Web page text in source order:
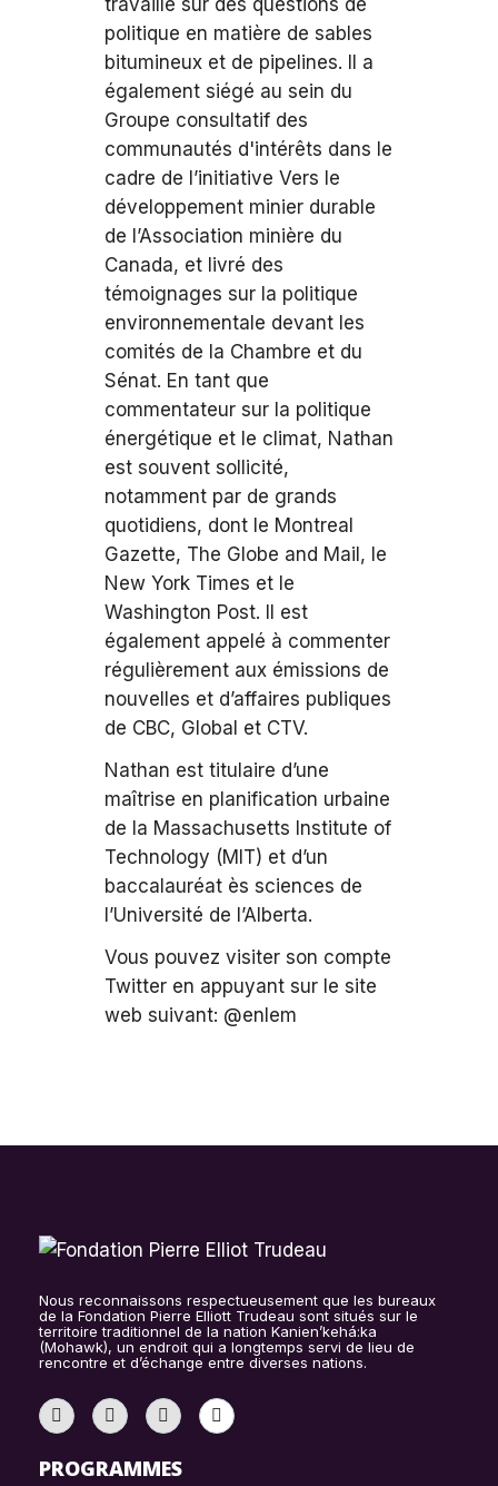
travaillé sur des questions de
politique en matière de sables
bitumineux et de pipelines. Il a
également siégé au sein du
Groupe consultatif des
communautés d'intérêts dans le
cadre de l’initiative Vers le
développement minier durable
de l’Association minière du
Canada, et livré des
témoignages sur la politique
environnementale devant les
comités de la Chambre et du
Sénat. En tant que
commentateur sur la politique
énergétique et le climat, Nathan
est souvent sollicité,
notamment par de grands
quotidiens, dont le Montreal
Gazette, The Globe and Mail, le
New York Times et le
Washington Post. ll est
également appelé à commenter
régulièrement aux émissions de
nouvelles et d’affaires publiques
de CBC, Global et CTV.
Nathan est titulaire d’une
maîtrise en planification urbaine
de la Massachusetts Institute of
Technology (MIT) et d’un
baccalauréat ès sciences de
l’Université de l’Alberta.
Vous pouvez visiter son compte
Twitter en appuyant sur le site
web suivant: @enlem
Nous reconnaissons respectueusement que les bureaux
de la Fondation Pierre Elliott Trudeau sont situés sur le
territoire traditionnel de la nation Kanien’kehá:ka
(Mohawk), un endroit qui a longtemps servi de lieu de
rencontre et d’échange entre diverses nations.
PROGRAMMES